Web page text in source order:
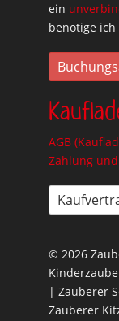
ein
benötige
AGB
Zahlung
© 2026
| Zauberer
Zauberer